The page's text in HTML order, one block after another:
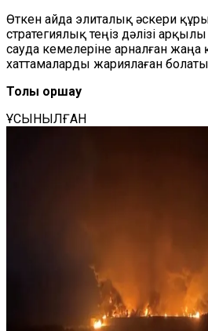
Өткен айда элиталық әскери
стратегиялық теңіз дәлізі
сауда кемелеріне арналған
хаттамаларды жариялаған
Толық қоршау
ҰСЫНЫЛҒАН